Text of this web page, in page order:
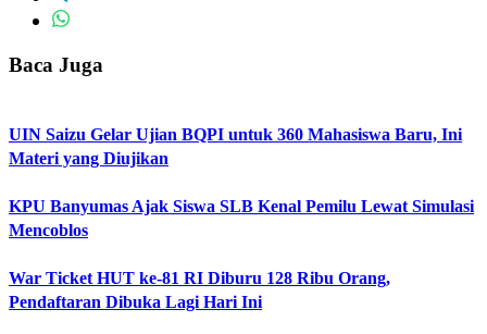
Baca Juga
UIN Saizu Gelar Ujian BQPI untuk 360 Mahasiswa Baru, Ini
Materi yang Diujikan
KPU Banyumas Ajak Siswa SLB Kenal Pemilu Lewat Simulasi
Mencoblos
War Ticket HUT ke-81 RI Diburu 128 Ribu Orang,
Pendaftaran Dibuka Lagi Hari Ini